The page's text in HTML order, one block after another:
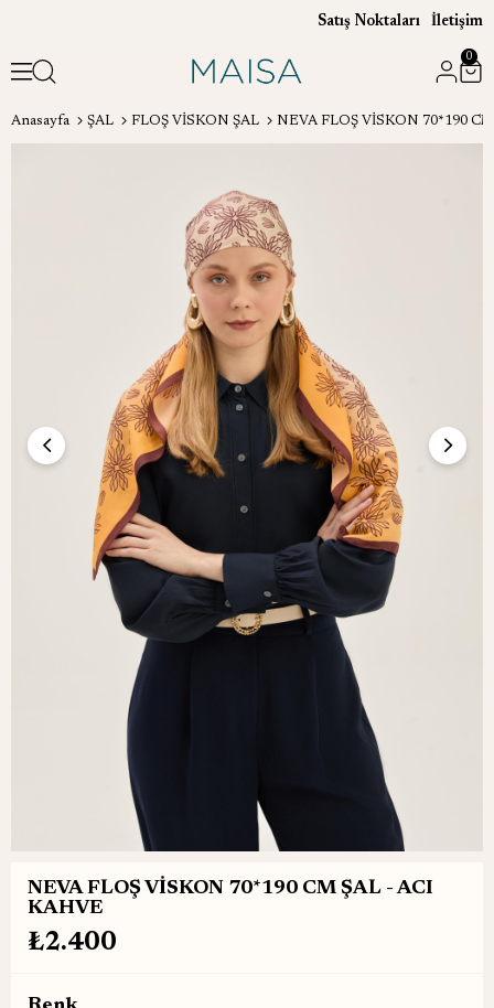
Satış Noktaları İletişim
0
Anasayfa ŞAL FLOŞ VİSKON ŞAL NEVA FLOŞ VİSKON 70*190
NEVA FLOŞ VİSKON 70*190 CM ŞAL - ACI
KAHVE
₺2.400